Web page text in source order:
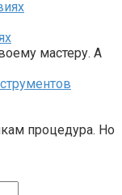
мастеру. А
процедура. Но